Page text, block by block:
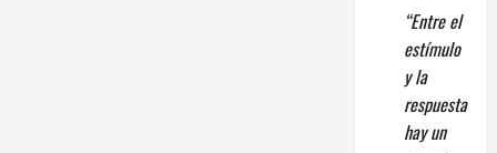
“Entre el
estímulo
y la
respuesta
hay un